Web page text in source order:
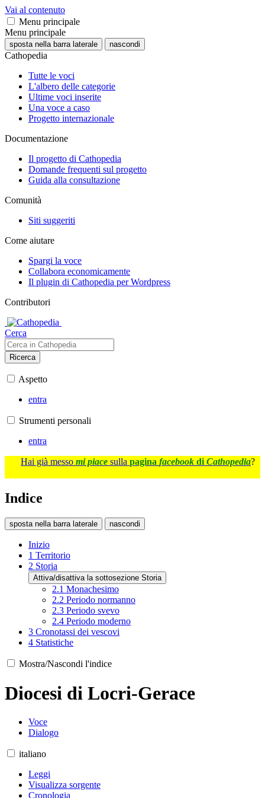
Vai al contenuto
Menu principale
Menu principale
sposta nella barra laterale nascondi
Cathopedia
Tutte le voci
L'albero delle categorie
Ultime voci inserite
Una voce a caso
Progetto internazionale
Documentazione
Il progetto di Cathopedia
Domande frequenti sul progetto
Guida alla consultazione
Comunità
Siti suggeriti
Come aiutare
Spargi la voce
Collabora economicamente
Il plugin di Cathopedia per Wordpress
Contributori
Cerca
Ricerca
Aspetto
entra
Strumenti personali
entra
Hai già messo mi piace sulla pagina facebook di Cathopedia?
Indice
sposta nella barra laterale nascondi
Inizio
1 Territorio
2 Storia
Attiva/disattiva la sottosezione Storia
2.1 Monachesimo
2.2 Periodo normanno
2.3 Periodo svevo
2.4 Periodo moderno
3 Cronotassi dei vescovi
4 Statistiche
Mostra/Nascondi l'indice
Diocesi di Locri-Gerace
Voce
Dialogo
italiano
Leggi
Visualizza sorgente
Cronologia